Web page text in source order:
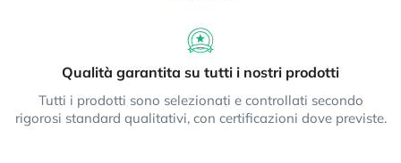
Qualità garantita su tutti i nostri prodotti
Tutti i prodotti sono selezionati e controllati secondo
rigorosi standard qualitativi, con certificazioni dove previste.